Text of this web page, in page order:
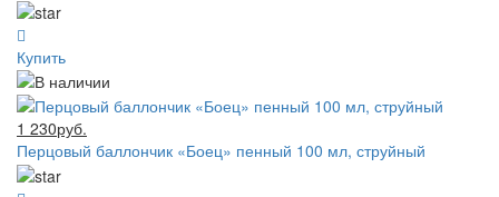
Купить
1 230руб.
Перцовый баллончик «Боец» пенный 100 мл, струйный